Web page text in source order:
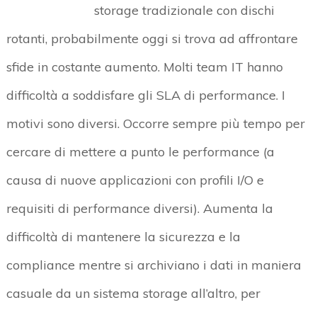
storage tradizionale con dischi
rotanti, probabilmente oggi si trova ad affrontare
sfide in costante aumento. Molti team IT hanno
difficoltà a soddisfare gli SLA di performance. I
motivi sono diversi. Occorre sempre più tempo per
cercare di mettere a punto le performance (a
causa di nuove applicazioni con profili I/O e
requisiti di performance diversi). Aumenta la
difficoltà di mantenere la sicurezza e la
compliance mentre si archiviano i dati in maniera
casuale da un sistema storage all’altro, per